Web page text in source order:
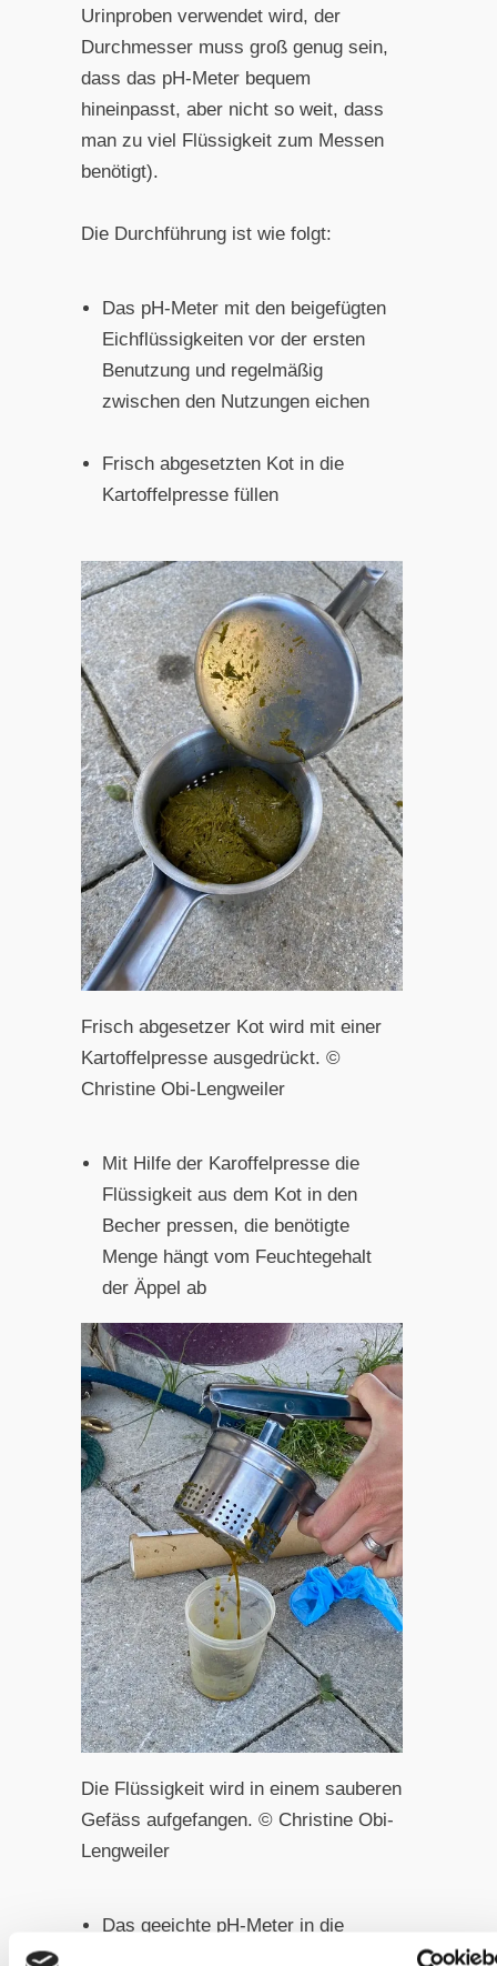
Urinproben verwendet wird, der
Durchmesser muss groß genug sein,
dass das pH-Meter bequem
hineinpasst, aber nicht so weit, dass
man zu viel Flüssigkeit zum Messen
benötigt).
Die Durchführung ist wie folgt:
Das pH-Meter mit den beigefügten
Eichflüssigkeiten vor der ersten
Benutzung und regelmäßig
zwischen den Nutzungen eichen
Frisch abgesetzten Kot in die
Kartoffelpresse füllen
Frisch abgesetzer Kot wird mit einer
Kartoffelpresse ausgedrückt. ©
Christine Obi-Lengweiler
Mit Hilfe der Karoffelpresse die
Flüssigkeit aus dem Kot in den
Becher pressen, die benötigte
Menge hängt vom Feuchtegehalt
der Äppel ab
Die Flüssigkeit wird in einem sauberen
Gefäss aufgefangen. © Christine Obi-
Lengweiler
Das geeichte pH-Meter in die